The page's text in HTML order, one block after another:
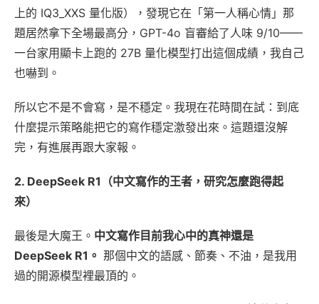
上的 IQ3_XXS 量化版），發現它在「第一人稱心情」那
題居然拿下全場最高分，GPT-4o 盲審給了人味 9/10——
一台家用顯卡上跑的 27B 量化模型打出這個成績，我自己
也嚇到。
所以它不是不會寫，是不穩定。我現在花時間在試：到底
什麼提示策略能把它的寫作穩定激發出來。這題還沒解
完，有進展再跟大家報。
2. DeepSeek R1（中文寫作的王者，研究怎麼跑得起
來）
最後是大魔王。 中文寫作目前我心中的真神還是
DeepSeek R1。 那個中文的語感、節奏、不油，是我用
過的開源模型裡最頂的。